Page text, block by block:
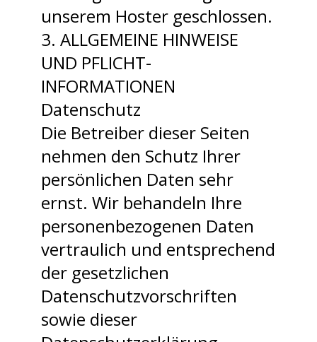
unserem Hoster geschlossen.
3. ALLGEMEINE HINWEISE
UND PFLICHT­
INFORMATIONEN
Datenschutz
Die Betreiber dieser Seiten
nehmen den Schutz Ihrer
persönlichen Daten sehr
ernst. Wir behandeln Ihre
personenbezogenen Daten
vertraulich und entsprechend
der gesetzlichen
Datenschutzvorschriften
sowie dieser